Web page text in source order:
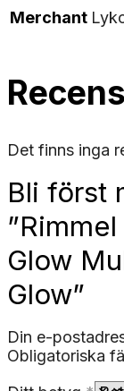
Merchant
Det finns inga
Bli först
Glow
Glow”
Din e-
Obligatoriska